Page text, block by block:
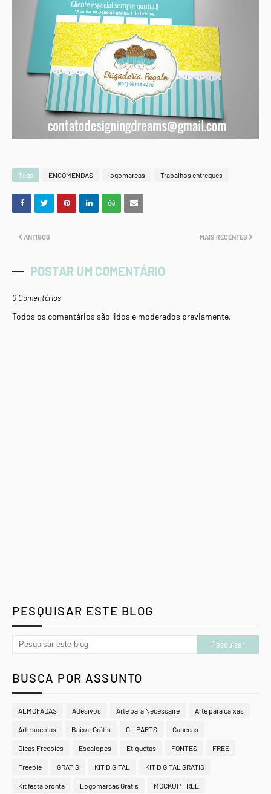
Tags ENCOMENDAS logomarcas Trabalhos entregues
MAIS RECENTES
ANTIGOS
POSTAR UM COMENTÁRIO
0 Comentários
Todos os comentários são lidos e moderados previamente.
PESQUISAR ESTE BLOG
BUSCA POR ASSUNTO
ALMOFADAS Adesivos Arte para Necessaire Arte para caixas
Arte sacolas Baixar Grátis CLIPARTS Canecas
Dicas Freebies Escalopes Etiquetas FONTES FREE
Freebie GRATIS KIT DIGITAL KIT DIGITAL GRATIS
Kit festa pronta Logomarcas Grátis MOCKUP FREE